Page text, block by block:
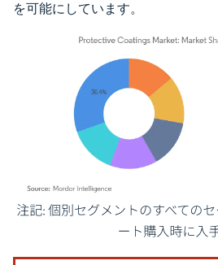
を可能にしています。
画像 © Mordor Intelligence。再利用にはCC